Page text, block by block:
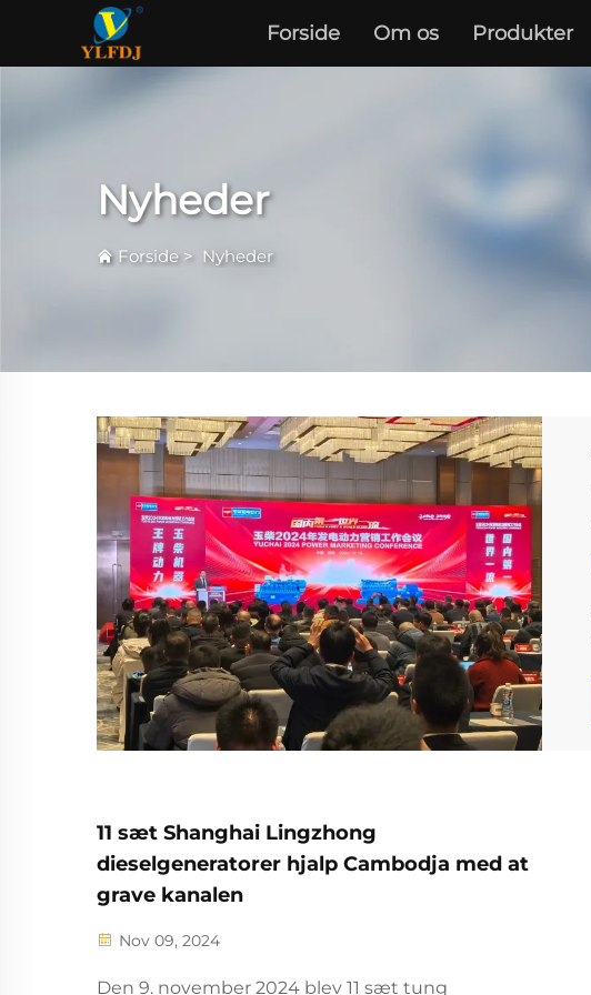
Forside Om os Produkter
Nyheder
Forside > Nyheder
11 sæt Shanghai Lingzhong
dieselgeneratorer hjalp Cambodja med at
grave kanalen
Nov 09, 2024
Den 9. november 2024 blev 11 sæt tung